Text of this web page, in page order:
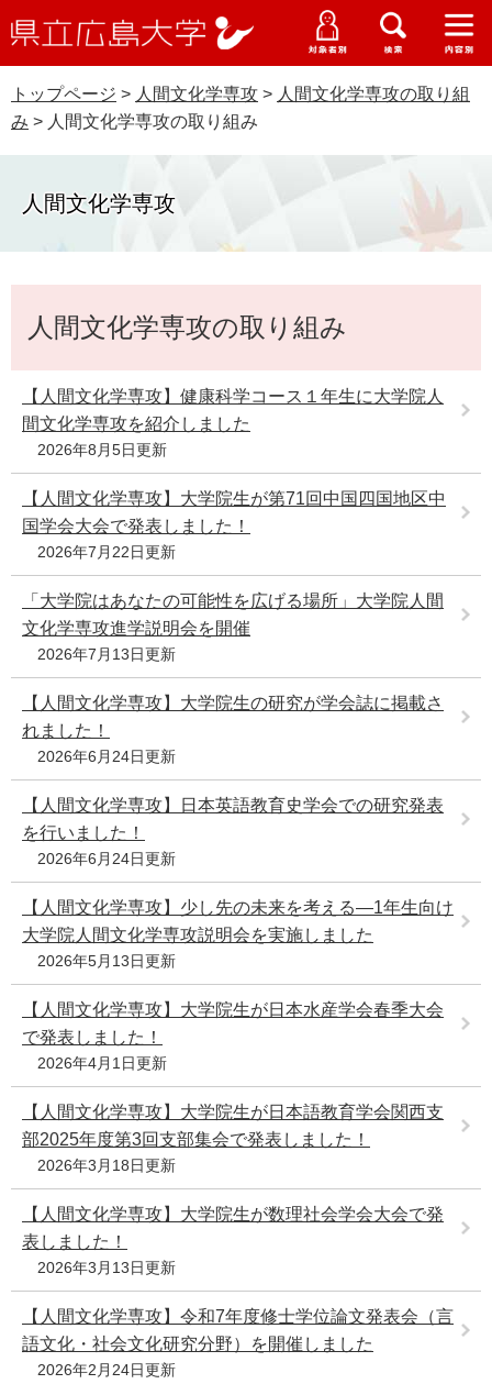
ー
ジ
先
頭
ニ
ュ
を
飛
文
ニ
ュ
ー
ニ
ュ
ー
ニ
ュ
ー
立
大
学
受験生の皆さま
在学生の皆さま
卒業生の皆さま
研究者の皆さま
教職員の皆さま
受験生特設サイト
WEB版大学案内
資料請求
English
中文簡体 中文繁体 한국어
G
g
カ
タ
検
大学概要
学部・大学院・専攻科
学生生活・就職支援
研究・地域連携・国際交流
入試情報
トップページ > 人間文化学専攻 > 人間文化学専攻の取り組
み > 人間文化学専攻の取り組み
人間文化学専攻
人間文化学専攻の取り組み
【人間文化学専攻】健康科学コース１年生に大学院人
間文化学専攻を紹介しました
2026年8月5日更新
【人間文化学専攻】大学院生が第71回中国四国地区中
国学会大会で発表しました！
2026年7月22日更新
「大学院はあなたの可能性を広げる場所」大学院人間
文化学専攻進学説明会を開催
2026年7月13日更新
【人間文化学専攻】大学院生の研究が学会誌に掲載さ
れました！
2026年6月24日更新
【人間文化学専攻】日本英語教育史学会での研究発表
を行いました！
2026年6月24日更新
【人間文化学専攻】少し先の未来を考える―1年生向け
大学院人間文化学専攻説明会を実施しました
2026年5月13日更新
【人間文化学専攻】大学院生が日本水産学会春季大会
で発表しました！
2026年4月1日更新
【人間文化学専攻】大学院生が日本語教育学会関西支
部2025年度第3回支部集会で発表しました！
2026年3月18日更新
【人間文化学専攻】大学院生が数理社会学会大会で発
表しました！
2026年3月13日更新
【人間文化学専攻】令和7年度修士学位論文発表会（言
語文化・社会文化研究分野）を開催しました
2026年2月24日更新